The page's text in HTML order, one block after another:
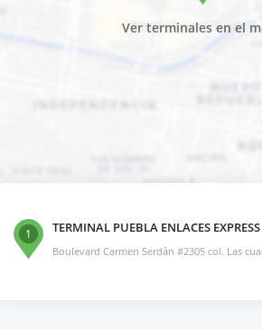
Ver terminales en el
1 TERMINAL PUEBLA ENLACES EXPRESS
Boulevard Carmen Serdán #2305 col. Las